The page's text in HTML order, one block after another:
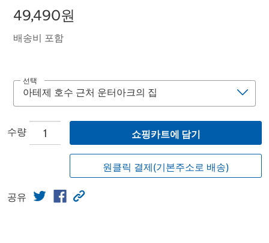
49,490원
배송비 포함
선택
수량 쇼핑카트에 담기
원클릭 결제(기본주소로 배송)
공유